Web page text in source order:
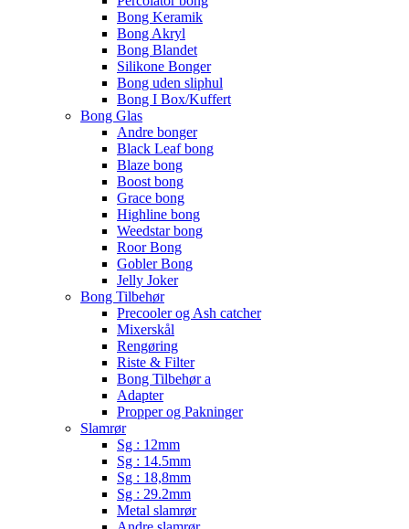
Bong Keramik
Bong Akryl
Bong Blandet
Silikone Bonger
Bong uden sliphul
Bong I Box/Kuffert
Bong Glas
Andre bonger
Black Leaf bong
Blaze bong
Boost bong
Grace bong
Highline bong
Weedstar bong
Roor Bong
Gobler Bong
Jelly Joker
Bong Tilbehør
Precooler og Ash catcher
Mixerskål
Rengøring
Riste & Filter
Bong Tilbehør a
Adapter
Propper og Pakninger
Slamrør
Sg : 12mm
Sg : 14.5mm
Sg : 18,8mm
Sg : 29.2mm
Metal slamrør